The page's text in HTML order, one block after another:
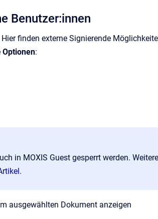
Benutzer:innen
finden externe Signierende
Optionen:
in MOXIS Guest gesperrt werden.
.
ausgewählten Dokument anzeigen